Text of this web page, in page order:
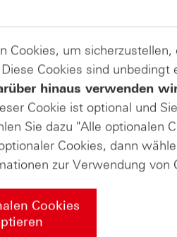
Cookies, um
Cookies sind
hinaus verwenden
Cookie ist optional und
Sie dazu "Alle optionalen
Cookies, dann
zur Verwendung von
Cookies